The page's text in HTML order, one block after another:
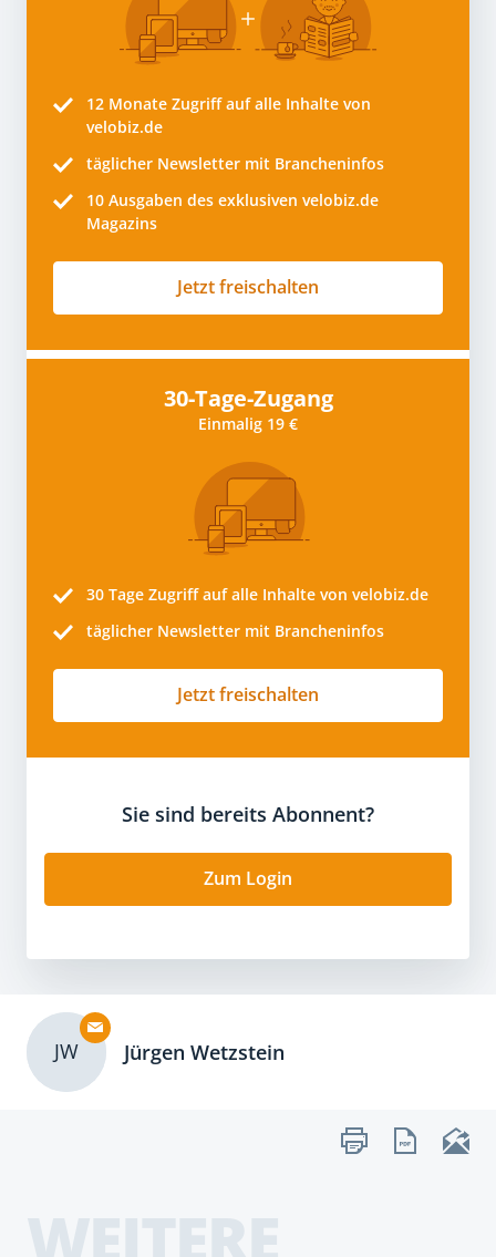
12 Monate Zugriff auf alle Inhalte von
velobiz.de
täglicher Newsletter mit Brancheninfos
10 Ausgaben des exklusiven velobiz.de
Magazins
Jetzt freischalten
30-Tage-Zugang
Einmalig 19 €
30 Tage Zugriff auf alle Inhalte von velobiz.de
täglicher Newsletter mit Brancheninfos
Jetzt freischalten
Sie sind bereits Abonnent?
Zum Login
JW Jürgen Wetzstein